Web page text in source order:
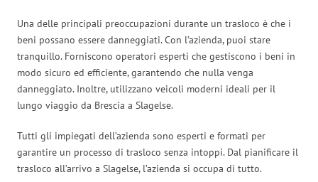
Una delle principali preoccupazioni durante un trasloco è che i
beni possano essere danneggiati. Con l’azienda, puoi stare
tranquillo. Forniscono operatori esperti che gestiscono i beni in
modo sicuro ed efficiente, garantendo che nulla venga
danneggiato. Inoltre, utilizzano veicoli moderni ideali per il
lungo viaggio da Brescia a Slagelse.
Tutti gli impiegati dell’azienda sono esperti e formati per
garantire un processo di trasloco senza intoppi. Dal pianificare il
trasloco all’arrivo a Slagelse, l’azienda si occupa di tutto.